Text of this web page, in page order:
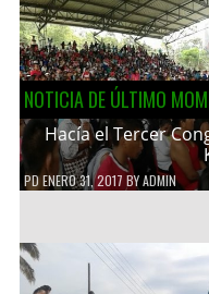
NOTICIA DE ÚLTIMO
Hacía el Tercer
PDENERO 31, 2017 BYADMIN